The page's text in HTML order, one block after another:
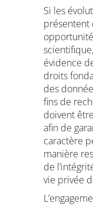
Si les
présentent
évidence
droits
des
fins de
doivent
afin de
caractère
manière
de
vie privée